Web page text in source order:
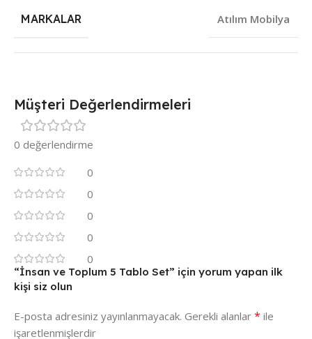
MARKALAR Atılım Mobilya
Müşteri Değerlendirmeleri
0 değerlendirme
0
0
0
0
0
“İnsan ve Toplum 5 Tablo Set” için yorum yapan ilk
kişi siz olun
E-posta adresiniz yayınlanmayacak. Gerekli alanlar * ile
işaretlenmişlerdir